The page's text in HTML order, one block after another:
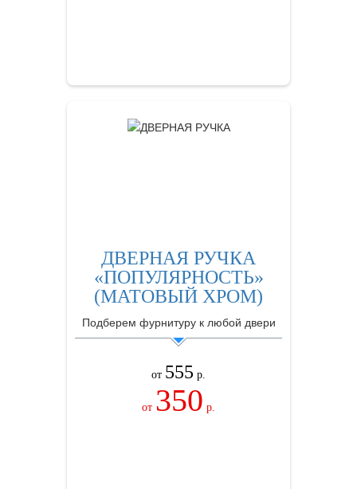
ДВЕРНАЯ РУЧКА
«ПОПУЛЯРНОСТЬ»
(МАТОВЫЙ ХРОМ)
Подберем фурнитуру к любой двери
от 555 р.
от 350 р.